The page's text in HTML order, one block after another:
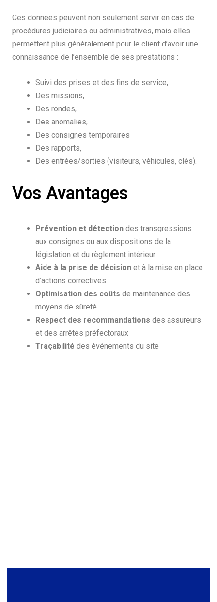
Ces données peuvent non seulement servir en cas de
procédures judiciaires ou administratives, mais elles
permettent plus généralement pour le client d’avoir une
connaissance de l’ensemble de ses prestations :
Suivi des prises et des fins de service,
Des missions,
Des rondes,
Des anomalies,
Des consignes temporaires
Des rapports,
Des entrées/sorties (visiteurs, véhicules, clés).
Vos Avantages
Prévention et détection des transgressions
aux consignes ou aux dispositions de la
législation et du règlement intérieur
Aide à la prise de décision et à la mise en place
d’actions correctives
Optimisation des coûts de maintenance des
moyens de sûreté
Respect des recommandations des assureurs
et des arrêtés préfectoraux
Traçabilité des événements du site